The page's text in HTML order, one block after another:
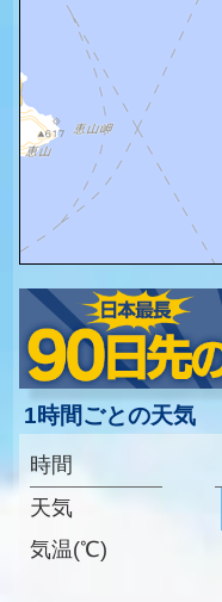
1時間ごとの天気
時間
天気
気温(℃)